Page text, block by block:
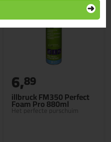
illbruck FM350 Perfect
Foam Pro 880ml
Het perfecte purschuim
6,89